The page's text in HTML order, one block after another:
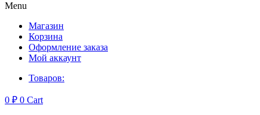
Menu
Магазин
Корзина
Оформление заказа
Мой аккаунт
Товаров:
0 ₽ 0 Cart